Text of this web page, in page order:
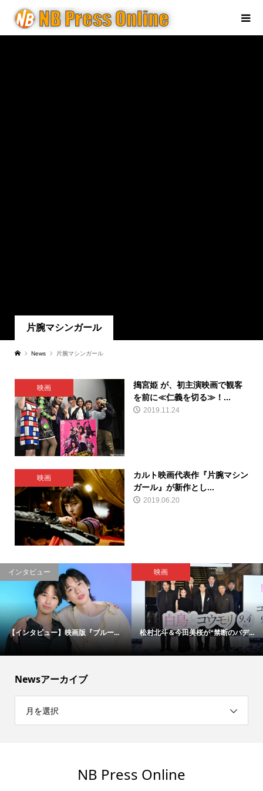
片腕マシンガール
News 片腕マシンガール
映画
搗宮姫 が、初主演映画で観客
を前に≪仁義を切る≫！...
2019.11.24
映画
カルト映画代表作『片腕マシン
ガール』が新作とし...
2019.06.20
インタビュー
【インタビュー】映画版『ブルー...
映画
松村北斗＆今田美桜が“禁断のバデ...
Newsアーカイブ
月を選択
NB Press Online